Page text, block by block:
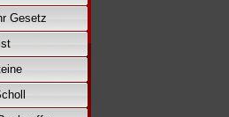
Gesetz